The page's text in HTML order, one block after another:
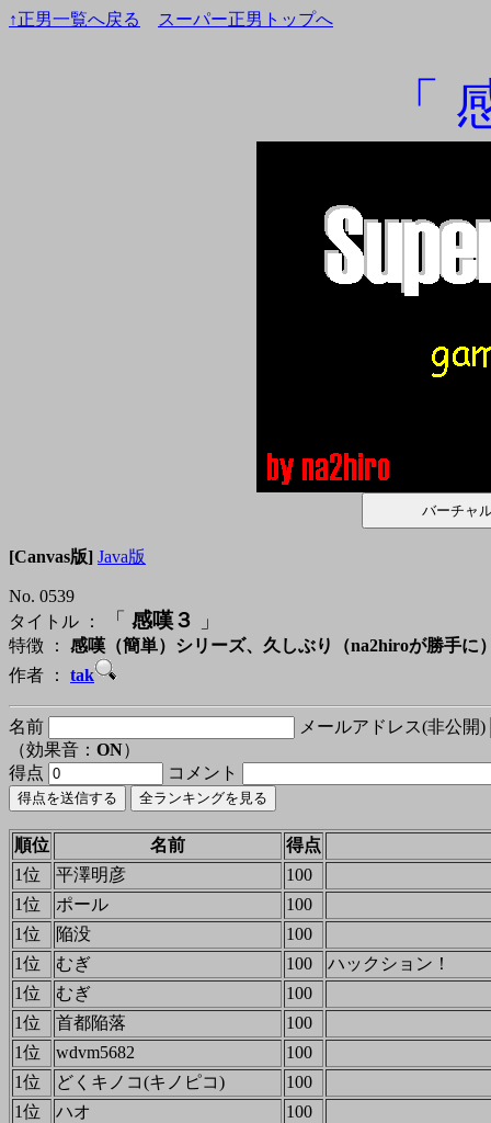
↑正男一覧へ戻る スーパー正男トップへ
「
[Canvas版] Java版
No. 0539
タイトル ：
「 感嘆３ 」
特徴 ： 感嘆（簡単）シリーズ、久しぶり（na2hiroが勝手に
作者 ： tak
名前
メールアドレス(非公開)
（効果音： ON）
得点
コメント
順位 名前 得点
1位
平澤明彦
100
1位
ポール
100
1位
陥没
100
1位
むぎ 100
ハックション！
1位
むぎ
100
1位
首都陥落
100
1位
wdvm5682
100
1位
どくキノコ(キノピコ)
100
1位
ハオ
100